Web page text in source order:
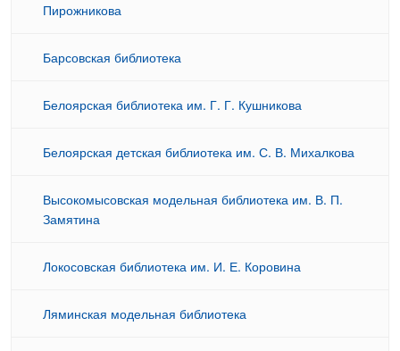
Пирожникова
Барсовская библиотека
Белоярская библиотека им. Г. Г. Кушникова
Белоярская детская библиотека им. С. В. Михалкова
Высокомысовская модельная библиотека им. В. П.
Замятина
Локосовская библиотека им. И. Е. Коровина
Ляминская модельная библиотека